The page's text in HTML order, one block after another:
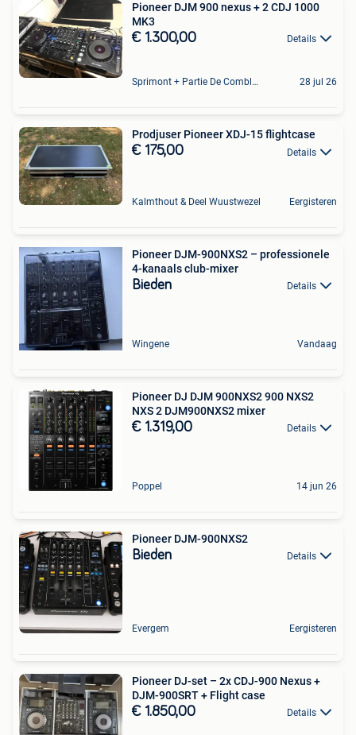
Pioneer DJM 900 nexus + 2 CDJ 1000
MK3
€ 1.300,00 Details
Sprimont + Partie De Comblain-Au-Pont 28 jul 26
Prodjuser Pioneer XDJ-15 flightcase
€ 175,00 Details
Kalmthout & Deel Wuustwezel Eergisteren
Pioneer DJM-900NXS2 – professionele
4-kanaals club-mixer
Bieden Details
Wingene Vandaag
Pioneer DJ DJM 900NXS2 900 NXS2
NXS 2 DJM900NXS2 mixer
€ 1.319,00 Details
Poppel 14 jun 26
Pioneer DJM-900NXS2
Bieden Details
Evergem Eergisteren
Pioneer DJ-set – 2x CDJ-900 Nexus +
DJM-900SRT + Flight case
€ 1.850,00 Details